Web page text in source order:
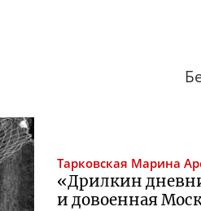
Тарковская Марина
«Дрилкин
и довоенная